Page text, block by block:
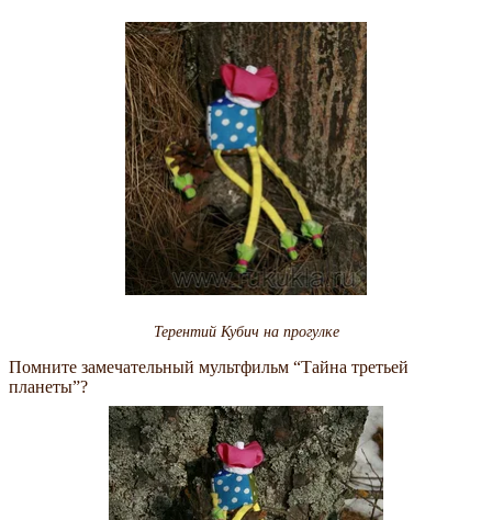
Терентий Кубич на прогулке
Помните замечательный мультфильм “Тайна третьей
планеты”?